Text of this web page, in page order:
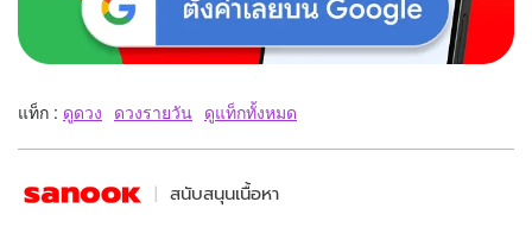
แท็ก : ดูดวง ดวงรายวัน ดูแท็กทั้งหมด
สนับสนุนเนื้อหา